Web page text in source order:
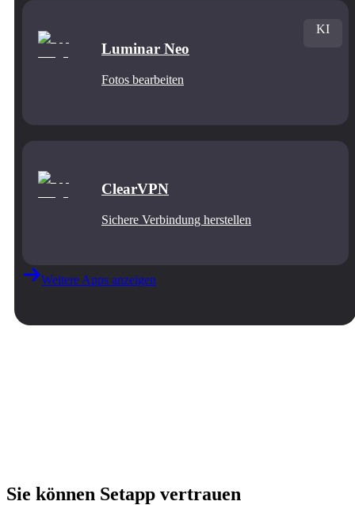
Luminar Neo
Fotos bearbeiten
KI
ClearVPN
Sichere Verbindung herstellen
Weitere Apps anzeigen
Sie können Setapp vertrauen